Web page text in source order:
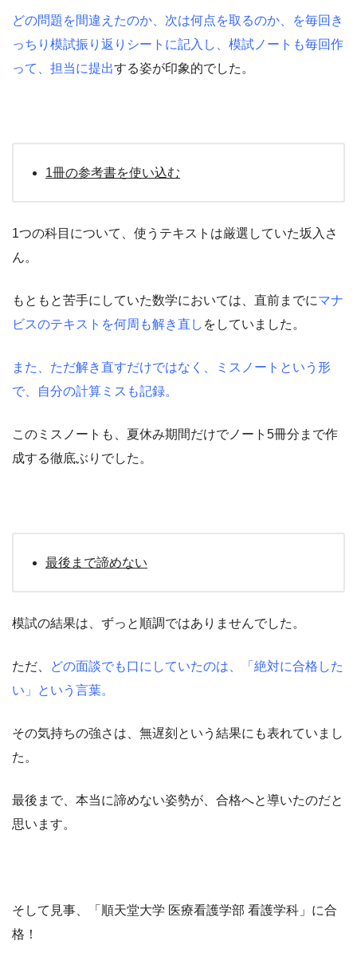
どの問題を間違えたのか、次は何点を取るのか、を毎回き
っちり模試振り返りシートに記入し、 模試ノートも毎回作
って、担当に提出する姿が印象的でした。
1冊の参考書を使い込む
1つの科目について、使うテキストは厳選していた坂入さ
ん。
もともと苦手にしていた数学においては、直前までにマナ
ビスのテキストを何周も解き直し をしていました。
また、ただ解き直すだけではなく、ミスノートという形
で、自分の計算ミスも記録。
このミスノートも、夏休み期間だけでノート5冊分まで作
成する徹底ぶりでした。
最後まで諦めない
模試の結果は、ずっと順調ではありませんでした。
ただ、
どの面談でも口にしていたのは、「絶対に合格した
い」という言葉。
その気持ちの強さは、無遅刻という結果にも表れていまし
た。
最後まで、本当に諦めない姿勢が、合格へと導いたのだと
思います。
そして見事、「順天堂大学 医療看護学部 看護学科」に合
格！